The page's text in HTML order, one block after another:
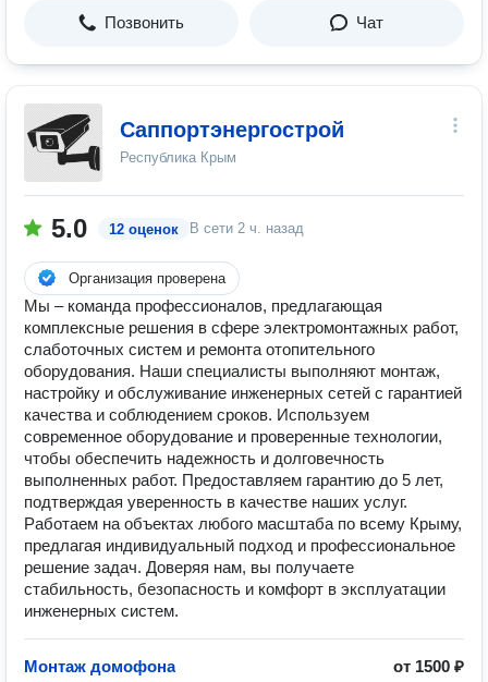
Позвонить Чат
Саппортэнергострой
Республика Крым
5.0 12 оценок В сети 2 ч. назад
Организация проверена
Мы – команда профессионалов, предлагающая
комплексные решения в сфере электромонтажных работ,
слаботочных систем и ремонта отопительного
оборудования. Наши специалисты выполняют монтаж,
настройку и обслуживание инженерных сетей с гарантией
качества и соблюдением сроков. Используем
современное оборудование и проверенные технологии,
чтобы обеспечить надежность и долговечность
выполненных работ. Предоставляем гарантию до 5 лет,
подтверждая уверенность в качестве наших услуг.
Работаем на объектах любого масштаба по всему Крыму,
предлагая индивидуальный подход и профессиональное
решение задач. Доверяя нам, вы получаете
стабильность, безопасность и комфорт в эксплуатации
инженерных систем.
Монтаж домофона от 1500 ₽